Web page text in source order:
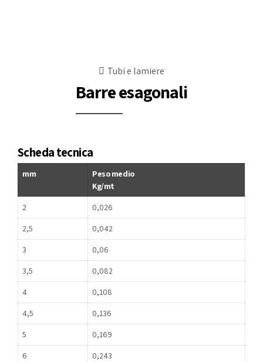
Tubi e lamiere
Barre esagonali
Scheda tecnica
mm
Peso medio
Kg/mt
2
0,026
2,5
0,042
3
0,06
3,5
0,082
4
0,108
4,5
0,136
5
0,169
6
0,243